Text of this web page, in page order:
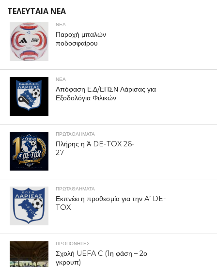
ΤΕΛΕΥΤΑΙΑ ΝΕΑ
ΝΕΑ
Παροχή μπαλών
ποδοσφαίρου
ΝΕΑ
Απόφαση Ε.Δ/ΕΠΣΝ Λάρισας για
Εξοδολόγια Φιλικών
ΠΡΩΤΑΘΛΉΜΑΤΑ
Πλήρης η Ά DE-TOX 26-
27
ΠΡΩΤΑΘΛΉΜΑΤΑ
Εκπνέει η προθεσμία για την A’ DE-
TOX
ΠΡΟΠΟΝΗΤΈΣ
Σχολή UEFA C (1η φάση – 2ο
γκρουπ)